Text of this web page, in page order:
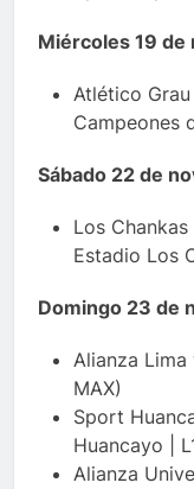
Miércoles 19 de
Atlético
Campeones
Sábado 22 de
Los
Estadio Los
Domingo 23 de
Alianza Lima
MAX)
Sport
Huancayo |
Alianza